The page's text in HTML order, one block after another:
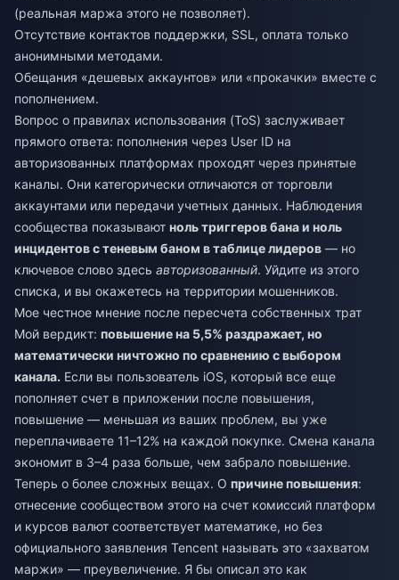
(реальная маржа этого не позволяет).
Отсутствие контактов поддержки, SSL, оплата только
анонимными методами.
Обещания «дешевых аккаунтов» или «прокачки» вместе с
пополнением.
Вопрос о правилах использования (ToS) заслуживает
прямого ответа: пополнения через User ID на
авторизованных платформах проходят через принятые
каналы. Они категорически отличаются от торговли
аккаунтами или передачи учетных данных. Наблюдения
сообщества показывают ноль триггеров бана и ноль
инцидентов с теневым баном в таблице лидеров — но
ключевое слово здесь авторизованный. Уйдите из этого
списка, и вы окажетесь на территории мошенников.
Мое честное мнение после пересчета собственных трат
Мой вердикт: повышение на 5,5% раздражает, но
математически ничтожно по сравнению с выбором
канала. Если вы пользователь iOS, который все еще
пополняет счет в приложении после повышения,
повышение — меньшая из ваших проблем, вы уже
переплачиваете 11–12% на каждой покупке. Смена канала
экономит в 3–4 раза больше, чем забрало повышение.
Теперь о более сложных вещах. О причине повышения:
отнесение сообществом этого на счет комиссий платформ
и курсов валют соответствует математике, но без
официального заявления Tencent называть это «захватом
маржи» — преувеличение. Я бы описал это как